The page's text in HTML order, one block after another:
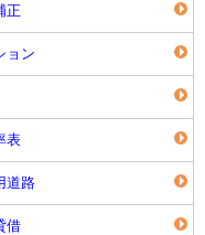
正
ョン
表
道路
借